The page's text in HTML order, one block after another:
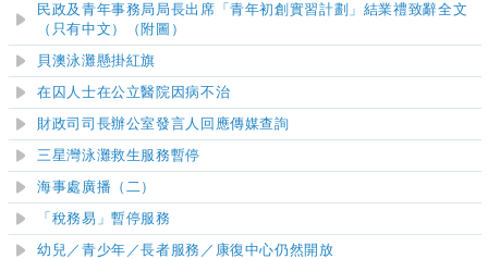
​民政及青年事務局局長出席「青年初創實習計劃」結業禮致辭全文
（只有中文）
（附圖）
貝澳泳灘懸掛紅旗
在囚人士在公立醫院因病不治
財政司司長辦公室發言人回應傳媒查詢
三星灣泳灘救生服務暫停
海事處廣播（二）
「稅務易」暫停服務
幼兒／青少年／長者服務／康復中心仍然開放